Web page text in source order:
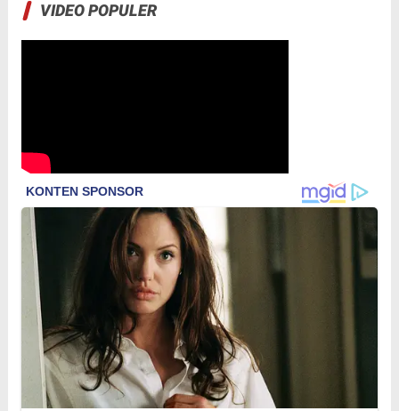
VIDEO POPULER